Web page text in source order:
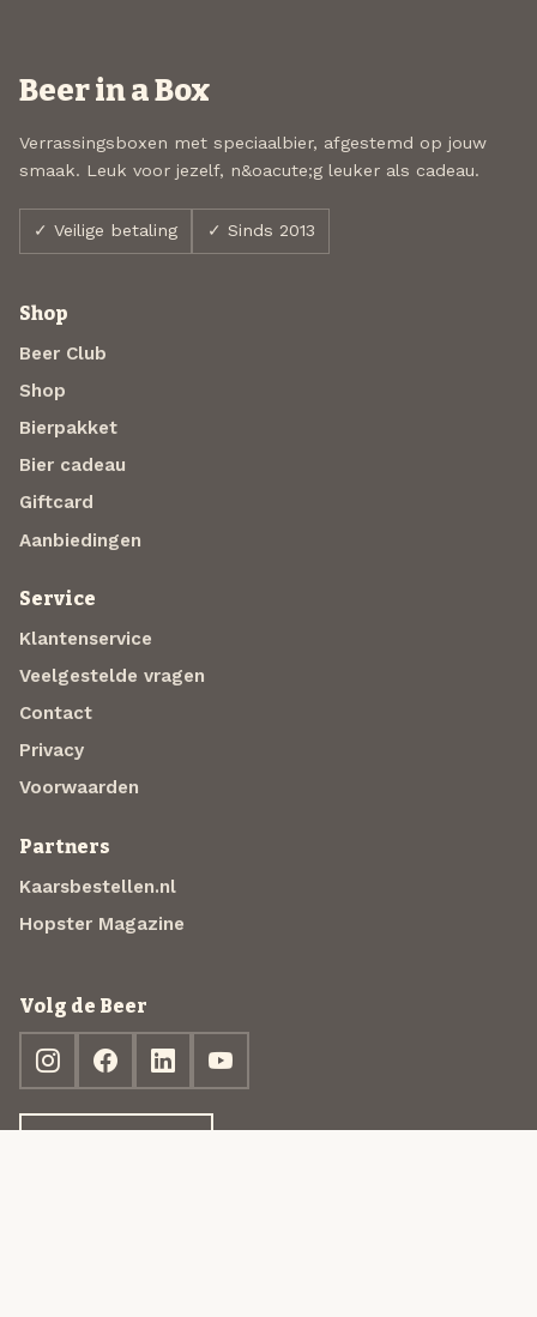
Beer in a Box
Verrassingsboxen met speciaalbier, afgestemd op jouw
smaak. Leuk voor jezelf, n&oacute;g leuker als cadeau.
✓ Veilige betaling ✓ Sinds 2013
Shop
Beer Club
Shop
Bierpakket
Bier cadeau
Giftcard
Aanbiedingen
Service
Klantenservice
Veelgestelde vragen
Contact
Privacy
Voorwaarden
Partners
Kaarsbestellen.nl
Hopster Magazine
Volg de Beer